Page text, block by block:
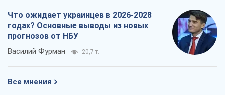
Что ожидает украинцев в 2026-2028
годах? Основные выводы из новых
прогнозов от НБУ
Василий Фурман 20,7 т.
Все мнения